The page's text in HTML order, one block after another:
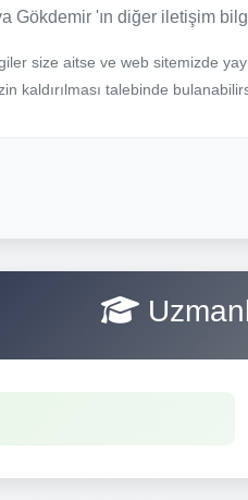
Gökdemir 'ın diğer iletişim
size aitse ve web sitemizde
kaldırılması talebinde